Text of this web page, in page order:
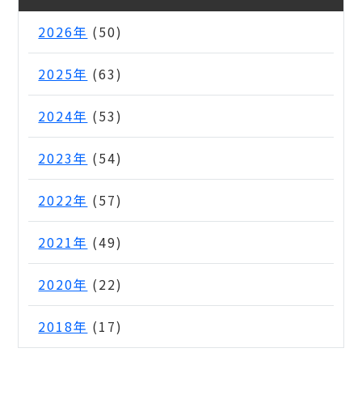
2026年 (50)
2025年 (63)
2024年 (53)
2023年 (54)
2022年 (57)
2021年 (49)
2020年 (22)
2018年 (17)